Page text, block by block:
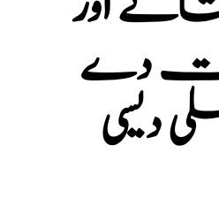
دے
دیسی